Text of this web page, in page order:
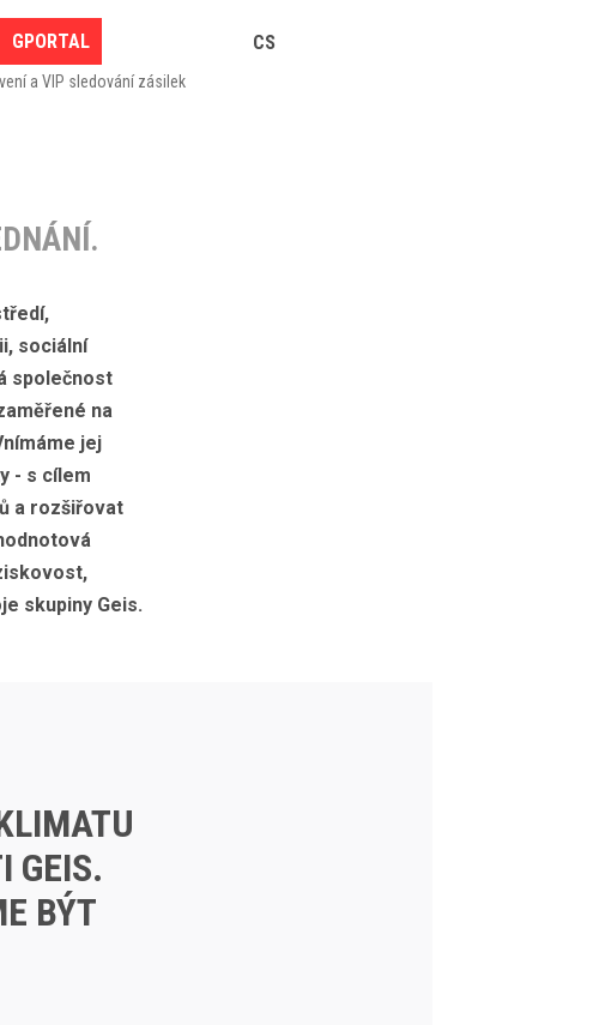
GPORTAL
a VIP sledování zásilek
CS
sociální
společnost
na
jej
- s cílem
a rozšiřovat
skupiny Geis.
GEIS.
BÝT